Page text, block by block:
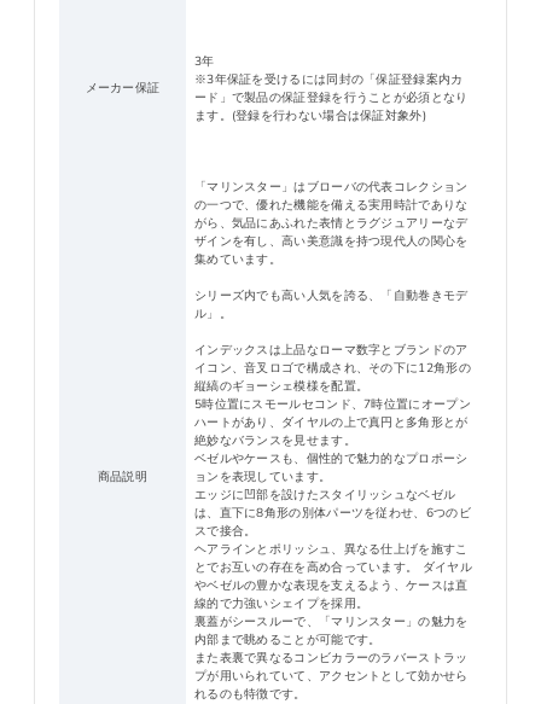
メーカー保証
3年
※3年保証を受けるには同封の「保証登録案内カ
ード」で製品の保証登録を行うことが必須となり
ます。(登録を行わない場合は保証対象外)
商品説明
「マリンスター」はブローバの代表コレクション
の一つで、優れた機能を備える実用時計でありな
がら、気品にあふれた表情とラグジュアリーなデ
ザインを有し、高い美意識を持つ現代人の関心を
集めています。
シリーズ内でも高い人気を誇る、「自動巻きモデ
ル」。
インデックスは上品なローマ数字とブランドのア
イコン、音叉ロゴで構成され、その下に12角形の
縦縞のギョーシェ模様を配置。
5時位置にスモールセコンド、7時位置にオープン
ハートがあり、ダイヤルの上で真円と多角形とが
絶妙なバランスを見せます。
ベゼルやケースも、個性的で魅力的なプロポーシ
ョンを表現しています。
エッジに凹部を設けたスタイリッシュなベゼル
は、直下に8角形の別体パーツを従わせ、6つのビ
スで接合。
ヘアラインとポリッシュ、異なる仕上げを施すこ
とでお互いの存在を高め合っています。 ダイヤル
やベゼルの豊かな表現を支えるよう、ケースは直
線的で力強いシェイプを採用。
裏蓋がシースルーで、「マリンスター」の魅力を
内部まで眺めることが可能です。
また表裏で異なるコンビカラーのラバーストラッ
プが用いられていて、アクセントとして効かせら
れるのも特徴です。